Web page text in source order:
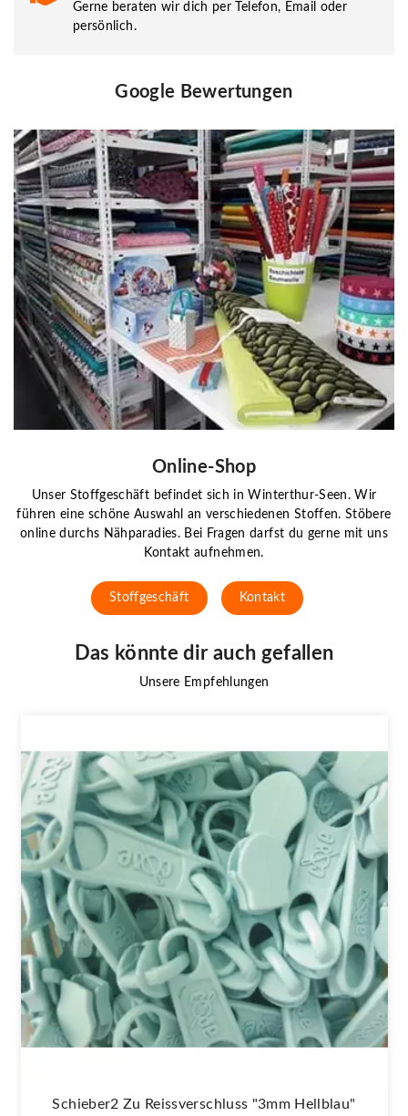
Gerne beraten wir dich per Telefon, Email oder
persönlich.
Google Bewertungen
Online-Shop
Unser Stoffgeschäft befindet sich in Winterthur-Seen. Wir
führen eine schöne Auswahl an verschiedenen Stoffen. Stöbere
online durchs Nähparadies. Bei Fragen darfst du gerne mit uns
Kontakt aufnehmen.
Stoffgeschäft Kontakt
Das könnte dir auch gefallen
Unsere Empfehlungen
Schieber2 Zu Reissverschluss "3mm Hellblau"